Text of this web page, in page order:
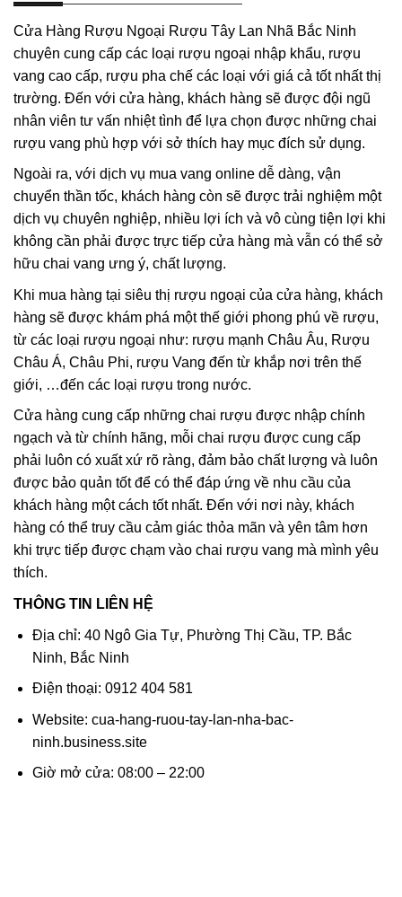
Cửa Hàng Rượu Ngoại Rượu Tây Lan Nhã Bắc Ninh
chuyên cung cấp các loại rượu ngoại nhập khẩu, rượu
vang cao cấp, rượu pha chế các loại với giá cả tốt nhất thị
trường. Đến với cửa hàng, khách hàng sẽ được đội ngũ
nhân viên tư vấn nhiệt tình để lựa chọn được những chai
rượu vang phù hợp với sở thích hay mục đích sử dụng.
Ngoài ra, với dịch vụ mua vang online dễ dàng, vận
chuyển thần tốc, khách hàng còn sẽ được trải nghiệm một
dịch vụ chuyên nghiệp, nhiều lợi ích và vô cùng tiện lợi khi
không cần phải được trực tiếp cửa hàng mà vẫn có thể sở
hữu chai vang ưng ý, chất lượng.
Khi mua hàng tại siêu thị rượu ngoại của cửa hàng, khách
hàng sẽ được khám phá một thế giới phong phú về rượu,
từ các loại rượu ngoại như: rượu mạnh Châu Âu, Rượu
Châu Á, Châu Phi, rượu Vang đến từ khắp nơi trên thế
giới, …đến các loại rượu trong nước.
Cửa hàng cung cấp những chai rượu được nhập chính
ngạch và từ chính hãng, mỗi chai rượu được cung cấp
phải luôn có xuất xứ rõ ràng, đảm bảo chất lượng và luôn
được bảo quản tốt để có thể đáp ứng về nhu cầu của
khách hàng một cách tốt nhất. Đến với nơi này, khách
hàng có thể truy cầu cảm giác thỏa mãn và yên tâm hơn
khi trực tiếp được chạm vào chai rượu vang mà mình yêu
thích.
THÔNG TIN LIÊN HỆ
Địa chỉ: 40 Ngô Gia Tự, Phường Thị Cầu, TP. Bắc
Ninh, Bắc Ninh
Điện thoại: 0912 404 581
Website: cua-hang-ruou-tay-lan-nha-bac-
ninh.business.site
Giờ mở cửa: 08:00 – 22:00